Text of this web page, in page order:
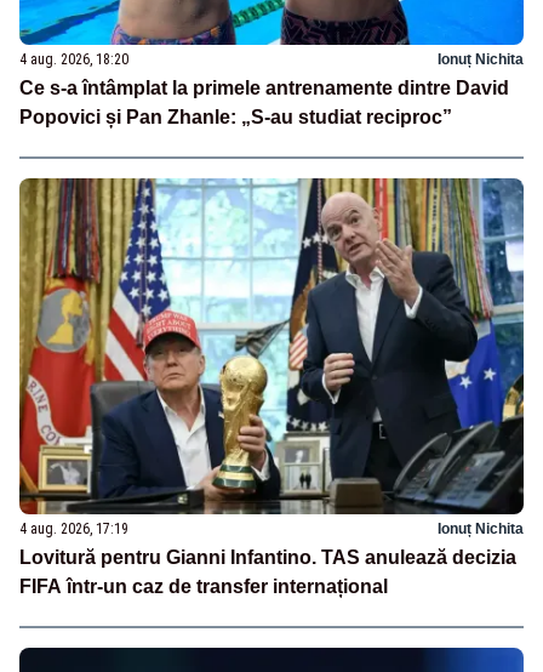
4 aug. 2026, 18:20 Ionuț Nichita
Ce s-a întâmplat la primele antrenamente dintre David
Popovici și Pan Zhanle: „S-au studiat reciproc”
4 aug. 2026, 17:19 Ionuț Nichita
Lovitură pentru Gianni Infantino. TAS anulează decizia
FIFA într-un caz de transfer internațional